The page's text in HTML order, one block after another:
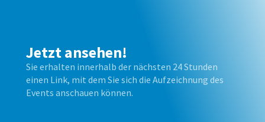
Jetzt ansehen!
Sie erhalten innerhalb der nächsten 24 Stunden
einen Link, mit dem Sie sich die Aufzeichnung des
Events anschauen können.